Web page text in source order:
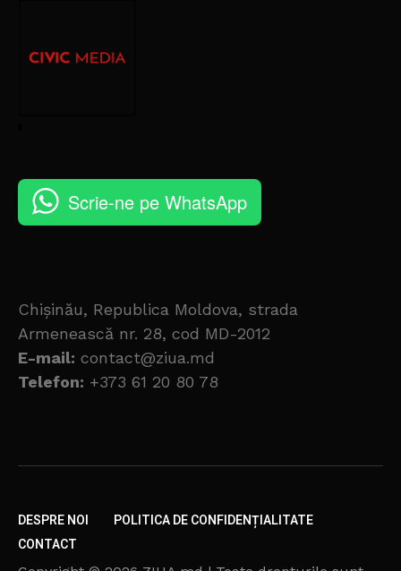
Scrie-ne pe WhatsApp
Chișinău, Republica Moldova, strada
Armenească nr. 28, cod MD-2012
E-mail: contact@ziua.md
Telefon: +373 61 20 80 78
DESPRE NOI
POLITICA DE CONFIDENȚIALITATE
CONTACT